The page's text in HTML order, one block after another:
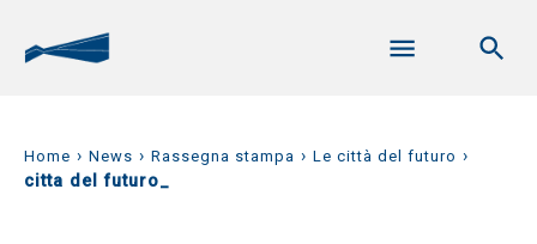
Home › News › Rassegna stampa › Le città del futuro ›
citta del futuro_